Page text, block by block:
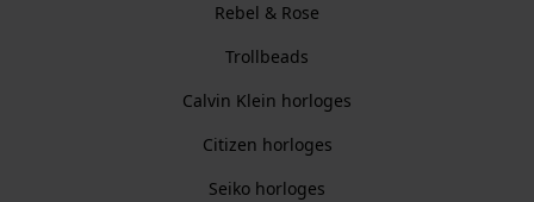
Rebel & Rose
Trollbeads
Calvin Klein horloges
Citizen horloges
Seiko horloges